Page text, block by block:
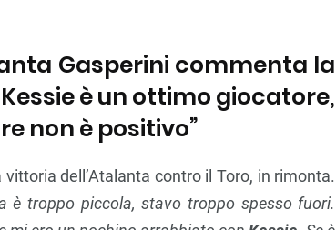
Gasperini commenta la
è un ottimo giocatore,
non è positivo”
dell’Atalanta contro il Toro, in rimonta.
è troppo piccola, stavo troppo spesso fuori.